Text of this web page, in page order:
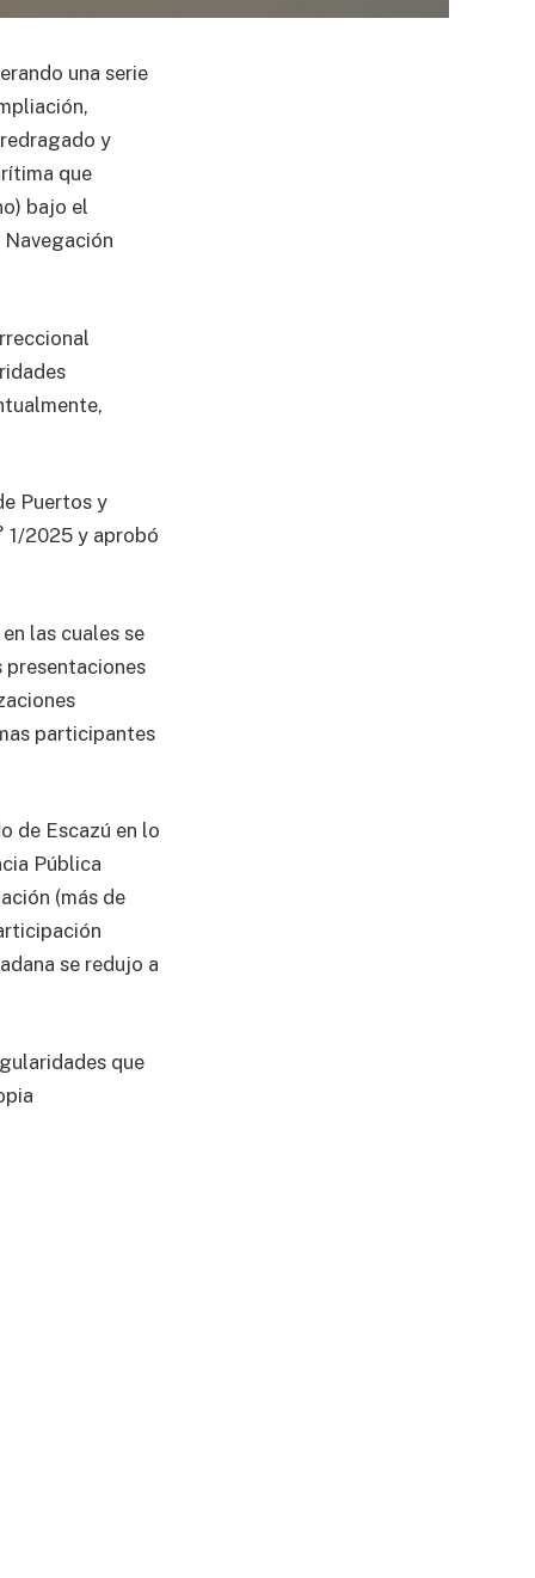
una serie
y
que
bajo el
Puertos y
1/2025 y aprobó
las cuales se
participantes
de Escazú en lo
Pública
(más de
se redujo a
que